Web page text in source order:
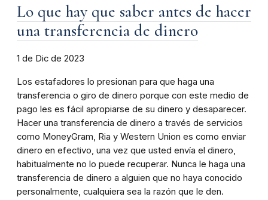
Lo que hay que saber antes de hacer
una transferencia de dinero
1 de Dic de 2023
Los estafadores lo presionan para que haga una
transferencia o giro de dinero porque con este medio de
pago les es fácil apropiarse de su dinero y desaparecer.
Hacer una transferencia de dinero a través de servicios
como MoneyGram, Ria y Western Union es como enviar
dinero en efectivo, una vez que usted envía el dinero,
habitualmente no lo puede recuperar. Nunca le haga una
transferencia de dinero a alguien que no haya conocido
personalmente, cualquiera sea la razón que le den.